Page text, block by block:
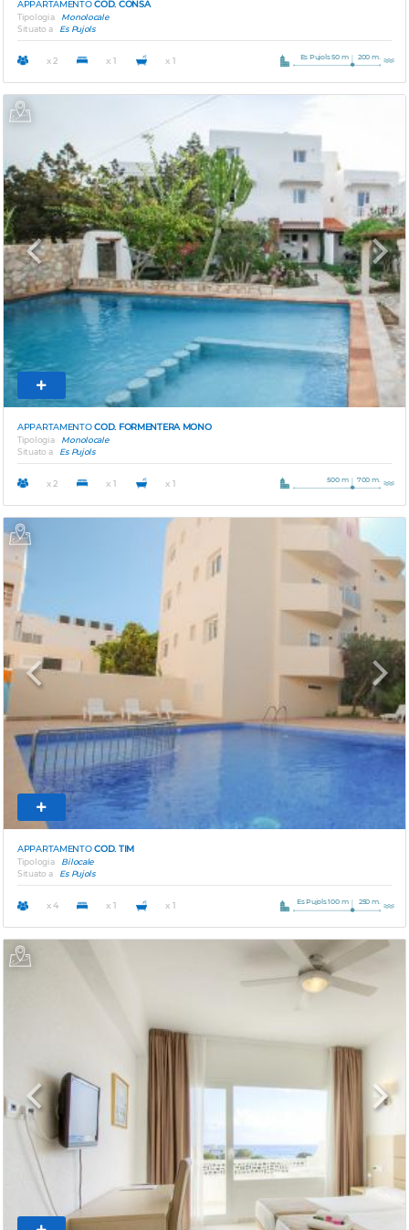
APPARTAMENTOCOD. CONSA
Tipologia
Monolocale
Situato a
Es Pujols
x 2 x 1 x 1 Es Pujols 50 m 200 m.
Previous Next
APPARTAMENTOCOD. FORMENTERA MONO
Tipologia
Monolocale
Situato a
Es Pujols
x 2 x 1 x 1 500 m 700 m.
Previous Next
APPARTAMENTOCOD. TIM
Tipologia
Bilocale
Situato a
Es Pujols
x 4 x 1 x 1 Es Pujols 100 m 250 m.
Previous Next